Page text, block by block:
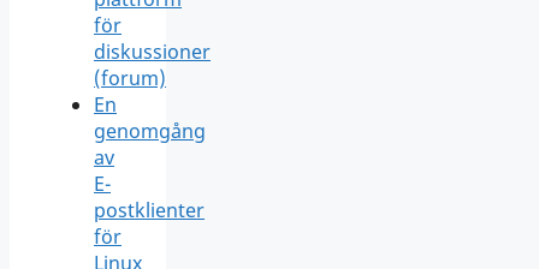
för
diskussioner
(forum)
En
genomgång
av
E-
postklienter
för
Linux